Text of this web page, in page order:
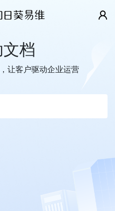
档
让客户驱动企业运营